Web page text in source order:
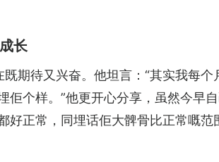
长
期待又兴奋。他坦言：“其实我每
佢个样。”他更开心分享，虽然今早
好正常，同埋话佢大髀骨比正常嘅范